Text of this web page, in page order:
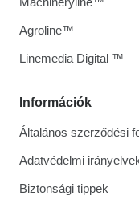
Információk
Általános szerződési
Adatvédelmi
Biztonsági tippek
Agroline™
Linemedia Digital ™